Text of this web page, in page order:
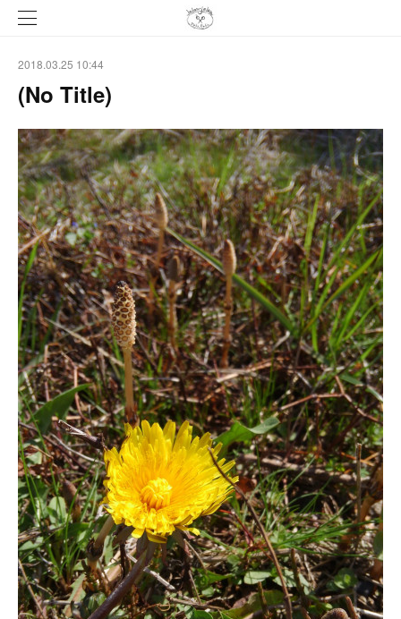
2018.03.25 10:44
(No Title)